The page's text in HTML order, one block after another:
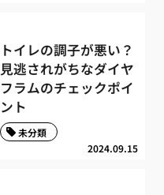
トイレの調子が悪い？
見逃されがちなダイヤ
フラムのチェックポイ
ント
2024.09.15
未分類